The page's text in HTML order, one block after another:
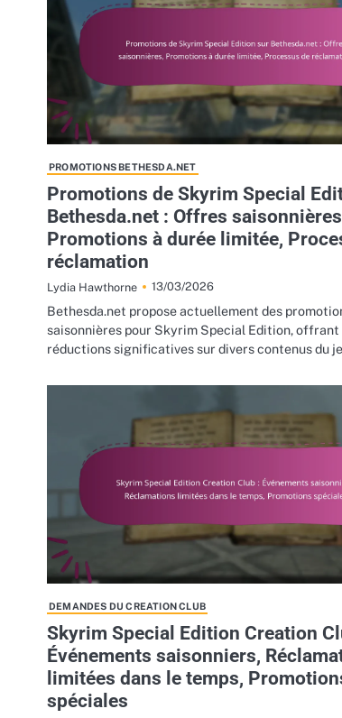
PROMOTIONS BETHESDA.NET
Promotions de Skyrim Special
Bethesda.net : Offres
Promotions à durée limitée,
réclamation
Lydia Hawthorne 13/03/2026
Bethesda.net propose actuellement des
saisonnières pour Skyrim Special Edition, offrant
réductions significatives sur divers contenus du
DEMANDES DU CREATION CLUB
Skyrim Special Edition Creation
Événements saisonniers,
limitées dans le temps,
spéciales